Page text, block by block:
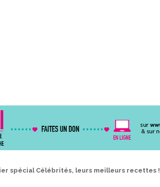
spécial Célébrités, leurs meilleurs recettes !